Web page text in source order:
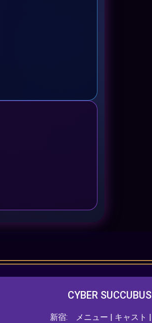
CYBER SUCCUBUS
新宿:
メニュー キャスト